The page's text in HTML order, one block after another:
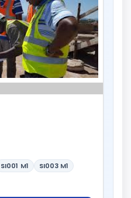
SI001 M1 SI003 M1